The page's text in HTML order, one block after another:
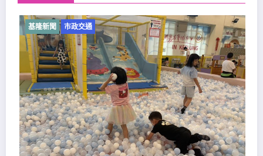
基隆新聞 市政交通
基隆原住民向市府提出「原住民
助」政策訴求
2026-08-01 鷹眼時報